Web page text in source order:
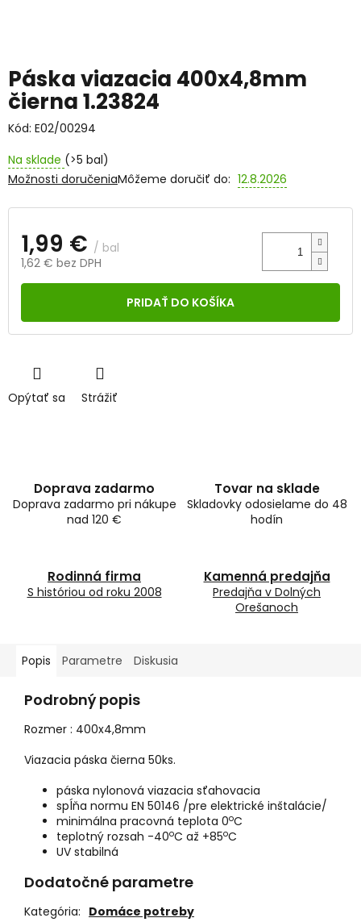
Páska viazacia 400x4,8mm
čierna 1.23824
Kód: E02/00294
Na sklade (>5 bal)
Môžeme doručiť do: 12.8.2026
Možnosti doručenia
1,99 € / bal
1,62 € bez DPH
Jednotková
PRIDAŤ DO KOŠÍKA
Opýtať sa Strážiť
Doprava zadarmo
Doprava zadarmo pri nákupe
nad 120 €
Tovar na sklade
Skladovky odosielame do 48
hodín
Rodinná firma
S históriou od roku 2008
Kamenná predajňa
Predajňa v Dolných
Orešanoch
Popis Parametre Diskusia
Podrobný popis
Rozmer : 400x4,8mm
Viazacia páska čierna 50ks.
páska nylonová viazacia sťahovacia
spĺňa normu EN 50146 /pre elektrické inštalácie/
minimálna pracovná teplota 0oC
teplotný rozsah -40oC až +85oC
UV stabilná
Dodatočné parametre
Kategória: Domáce potreby